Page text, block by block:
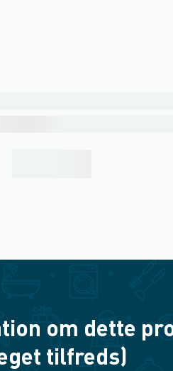
om dette
tilfreds)